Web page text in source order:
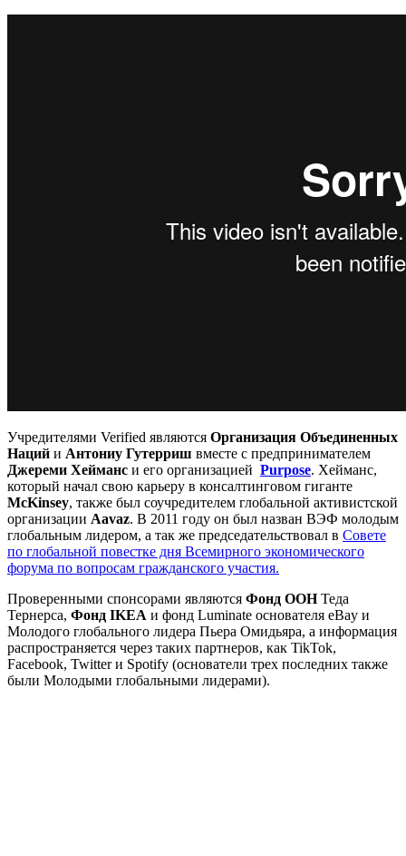
Учредителями Verified являются Организация Объединенных
Наций и Антониу Гутерриш вместе с предпринимателем
Джереми Хейманс и его организацией Purpose. Хейманс,
который начал свою карьеру в консалтинговом гиганте
McKinsey, также был соучредителем глобальной активистской
организации Aavaz. В 2011 году он был назван ВЭФ молодым
глобальным лидером, а так же председательствовал в Совете
по глобальной повестке дня Всемирного экономического
форума по вопросам гражданского участия.
Проверенными спонсорами являются Фонд ООНТеда
Тернерса, Фонд IKEA и фонд Luminate основателя eBay и
Молодого глобального лидера Пьера Омидьяра, а информация
распространяется через таких партнеров, как TikTok,
Facebook, Twitter и Spotify (основатели трех последних также
были Молодыми глобальными лидерами).